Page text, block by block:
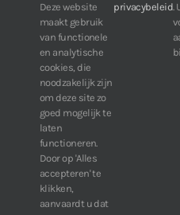
Voor klanten van IDIS:
24/7 beschikbaarheid, altijd
Web:https://
TOP DOWNLOADS
Software IDIS
160.74 MB
Software IDIS
13.87 MB
Deze website
maakt gebruik
van functionele
en analytische
cookies, die
noodzakelijk zijn
om deze site zo
goed mogelijk te
laten
functioneren.
Door op 'Alles
accepteren' te
klikken,
aanvaardt u dat
privacybeleid.